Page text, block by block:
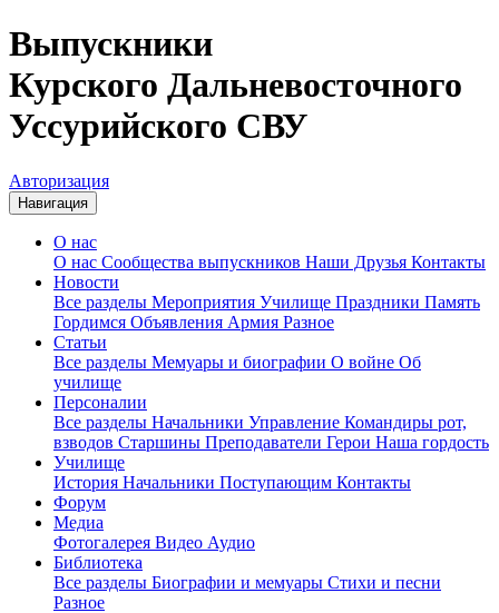
Выпускники
Курского Дальневосточного
Уссурийского СВУ
Авторизация
Навигация
О нас
О нас Сообщества выпускников Наши Друзья Контакты
Новости
Все разделы Мероприятия Училище Праздники Память
Гордимся Объявления Армия Разное
Статьи
Все разделы Мемуары и биографии О войне Об
училище
Персоналии
Все разделы Начальники Управление Командиры рот,
взводов Старшины Преподаватели Герои Наша гордость
Училище
История Начальники Поступающим Контакты
Форум
Медиа
Фотогалерея Видео Аудио
Библиотека
Все разделы Биографии и мемуары Стихи и песни
Разное